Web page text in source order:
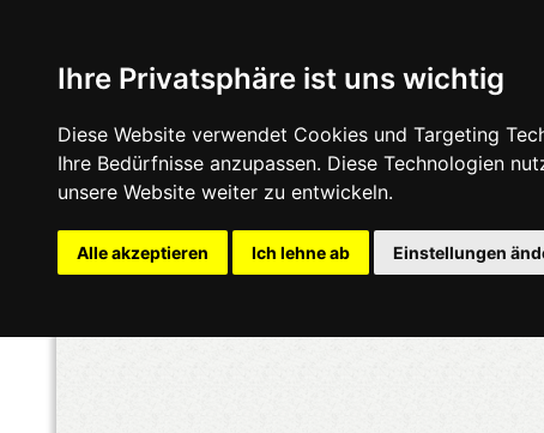
Ihre Privatsphäre ist uns wichtig
Diese Website verwendet Cookies und Targeting
Ihre Bedürfnisse anzupassen. Diese Technologien
unsere Website weiter zu entwickeln.
Alle akzeptieren Ich lehne ab Einstellungen